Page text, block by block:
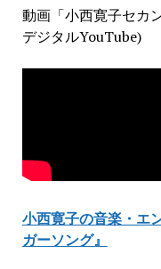
動画「小西寛子セカ
デジタルYouTube)
小西寛子の音楽・エ
ガーソング』